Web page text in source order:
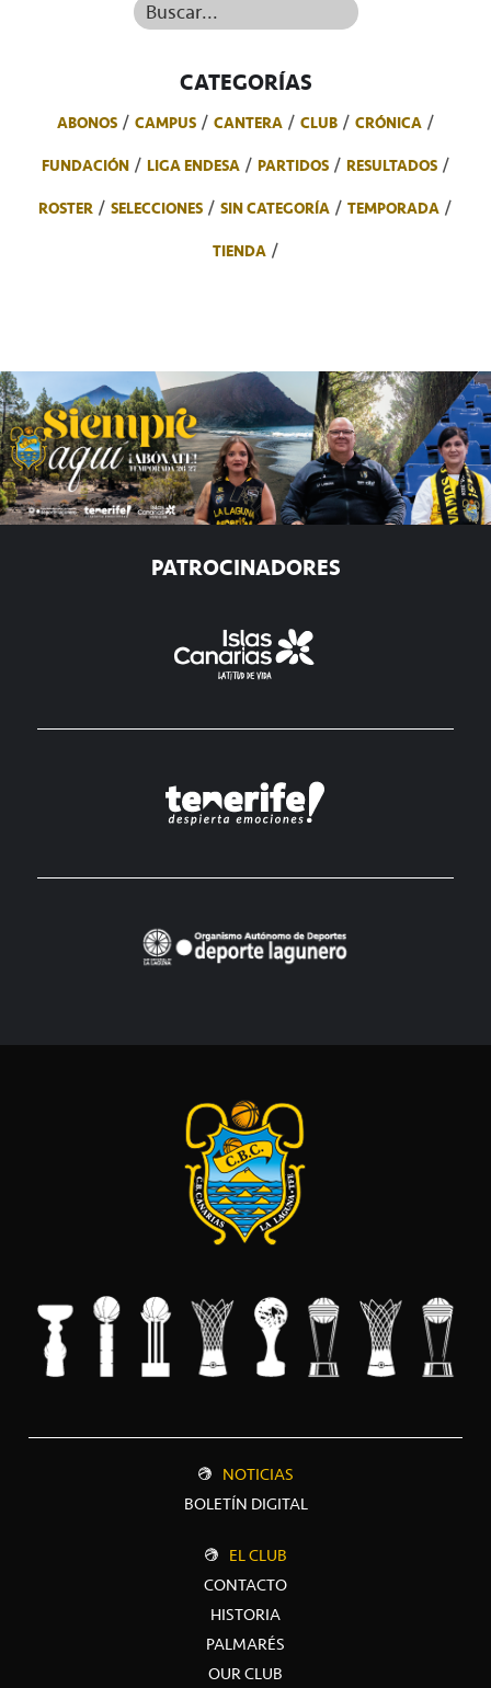
Buscar...
CATEGORÍAS
ABONOS CAMPUS CANTERA CLUB
CRÓNICA
FUNDACIÓN
LIGA ENDESA PARTIDOS
RESULTADOS
ROSTER
SELECCIONES SIN CATEGORÍA
TEMPORADA
TIENDA
PATROCINADORES
NOTICIAS
BOLETÍN DIGITAL
EL CLUB
CONTACTO
HISTORIA
PALMARÉS
OUR CLUB